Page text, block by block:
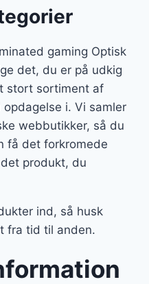
gaming Optisk
det, du er på udkig
stort sortiment af
i. Vi samler
webbutikker, så du
få det forkromede
produkt, du
ind, så husk
fra tid til anden.